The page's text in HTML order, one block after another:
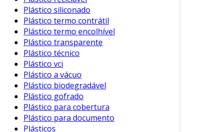
trabalho e equipamentos.
3. Indústria Automotiva
Nesse setor, o PET é empregado na produção
de diferentes componentes, como:
Painéis internos: O plástico oferece
leveza e resistência.
Acabamentos: O uso de PET nos
acabamentos de veículos melhora a
Plástico siliconado
Plástico termo contrátil
Plástico termo encolhível
Plástico transparente
Plástico técnico
Plástico vci
Plástico a vácuo
Plástico biodegradável
Plástico gofrado
Plástico para cobertura
Plástico para documento
Plásticos